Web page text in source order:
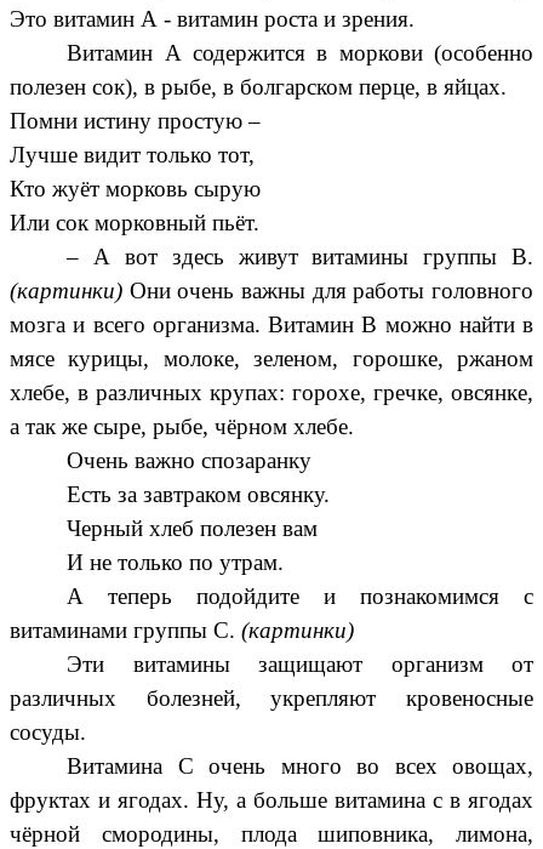
Это витамин А - витамин роста и зрения.
Витамин А содержится в моркови (особенно
полезен сок), в рыбе, в болгарском перце, в яйцах.
Помни истину простую –
Лучше видит только тот,
Кто жуёт морковь сырую
Или сок морковный пьёт.
– А вот здесь живут витамины группы В.
(картинки) Они очень важны для работы головного
мозга и всего организма. Витамин В можно найти в
мясе курицы, молоке, зеленом, горошке, ржаном
хлебе, в различных крупах: горохе, гречке, овсянке,
а так же сыре, рыбе, чёрном хлебе.
Очень важно спозаранку
Есть за завтраком овсянку.
Черный хлеб полезен вам
И не только по утрам.
А теперь подойдите и познакомимся с
витаминами группы С. (картинки)
Эти витамины защищают организм от
различных болезней, укрепляют кровеносные
сосуды.
Витамина С очень много во всех овощах,
фруктах и ягодах. Ну, а больше витамина с в ягодах
чёрной смородины, плода шиповника, лимона,